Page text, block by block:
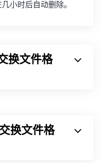
小时后自动删除。
换文件格
才是正确的名称。
换文件格